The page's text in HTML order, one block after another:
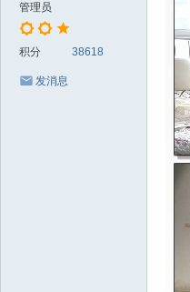
管理员
积分 38618
发消息